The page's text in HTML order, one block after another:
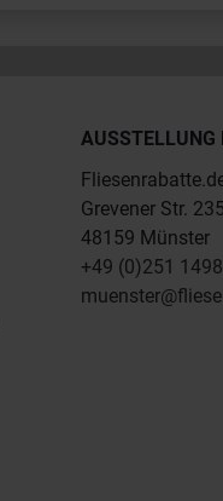
AUSSTELLUNG
Grevener Str. 235
48159 Münster
+49 (0)251